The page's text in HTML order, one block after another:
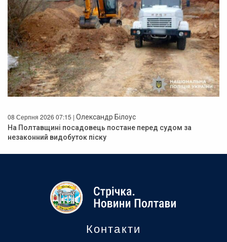
08 Серпня 2026 07:15 | Олександр Білоус
На Полтавщині посадовець постане перед судом за
незаконний видобуток піску
Контакти